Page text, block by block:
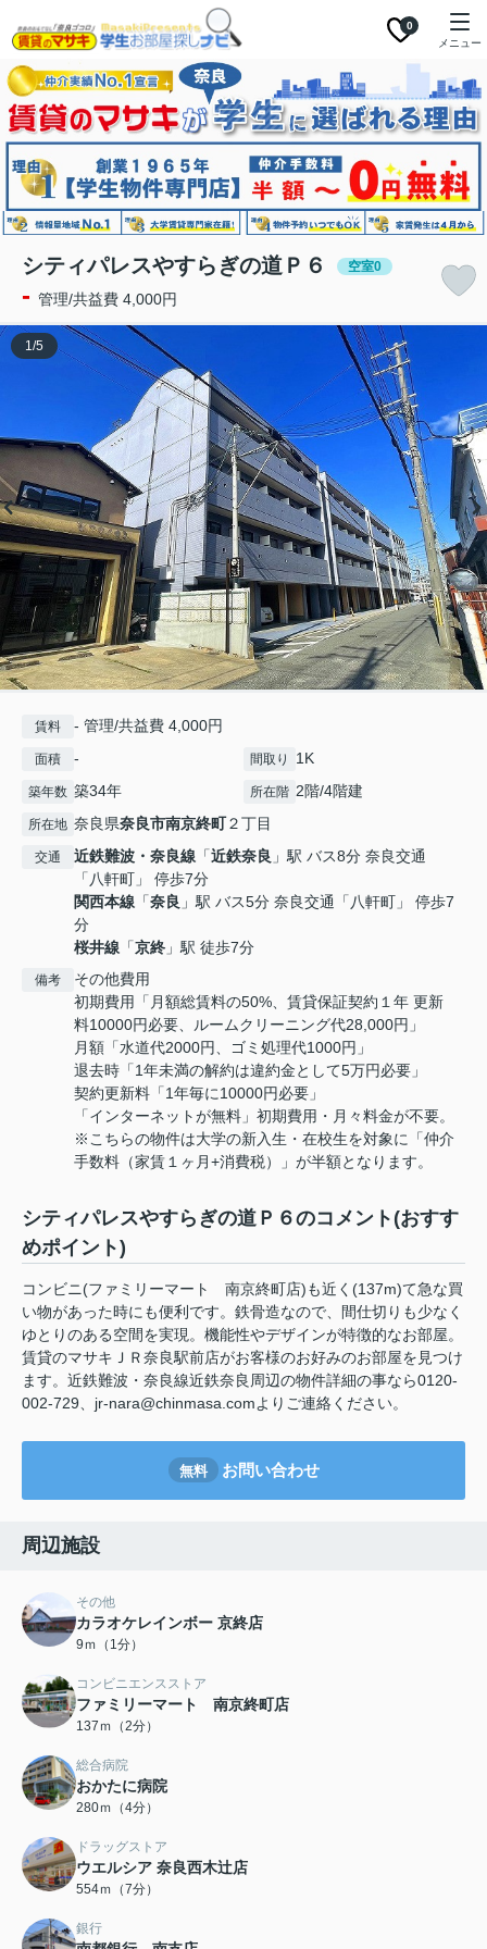
0
メニュー
シティパレスやすらぎの道Ｐ６ 空室0
- 管理/共益費 4,000円
1/5
賃料 - 管理/共益費 4,000円
面積 - 間取り 1K
築年数 築34年 所在階 2階/4階建
所在地 奈良県奈良市南京終町２丁目
交通 近鉄難波・奈良線 「近鉄奈良 」駅 バス8分 奈良交通
「八軒町」 停歩7分
関西本線 「奈良 」駅 バス5分 奈良交通「八軒町」 停歩7
分
桜井線 「京終 」駅 徒歩7分
備考
その他費用
初期費用「月額総賃料の50%、賃貸保証契約１年 更新
料10000円必要、ルームクリーニング代28,000円」
月額「水道代2000円、ゴミ処理代1000円」
退去時「1年未満の解約は違約金として5万円必要」
契約更新料「1年毎に10000円必要」
「インターネットが無料」初期費用・月々料金が不要。
※こちらの物件は大学の新入生・在校生を対象に「仲介
手数料（家賃１ヶ月+消費税）」が半額となります。
シティパレスやすらぎの道Ｐ６のコメント(おすす
めポイント)
コンビニ(ファミリーマート 南京終町店)も近く(137m)て急な買
い物があった時にも便利です。鉄骨造なので、間仕切りも少なく
ゆとりのある空間を実現。機能性やデザインが特徴的なお部屋。
賃貸のマサキＪＲ奈良駅前店がお客様のお好みのお部屋を見つけ
ます。近鉄難波・奈良線近鉄奈良周辺の物件詳細の事なら0120-
002-729、jr-nara@chinmasa.comよりご連絡ください。
無料 お問い合わせ
周辺施設
その他
カラオケレインボー 京終店
9ｍ（1分）
コンビニエンスストア
ファミリーマート 南京終町店
137ｍ（2分）
総合病院
おかたに病院
280ｍ（4分）
ドラッグストア
ウエルシア 奈良西木辻店
554ｍ（7分）
銀行